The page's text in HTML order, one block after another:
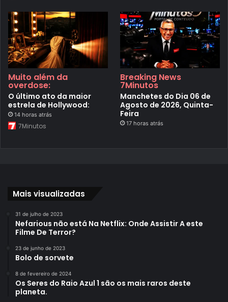
Muito além da
overdose:
O último ato da maior
estrela de Hollywood:
14 horas atrás
7Minutos
Breaking News
7Minutos
Manchetes do Dia 06 de
Agosto de 2026, Quinta-
Feira
17 horas atrás
Mais visualizadas
31 de julho de 2023
Nefarious não está Na Netflix: Onde Assistir A este
Filme De Terror?
23 de junho de 2023
Bolo de sorvete
8 de fevereiro de 2024
Os Seres do Raio Azul 1 são os mais raros deste
planeta.